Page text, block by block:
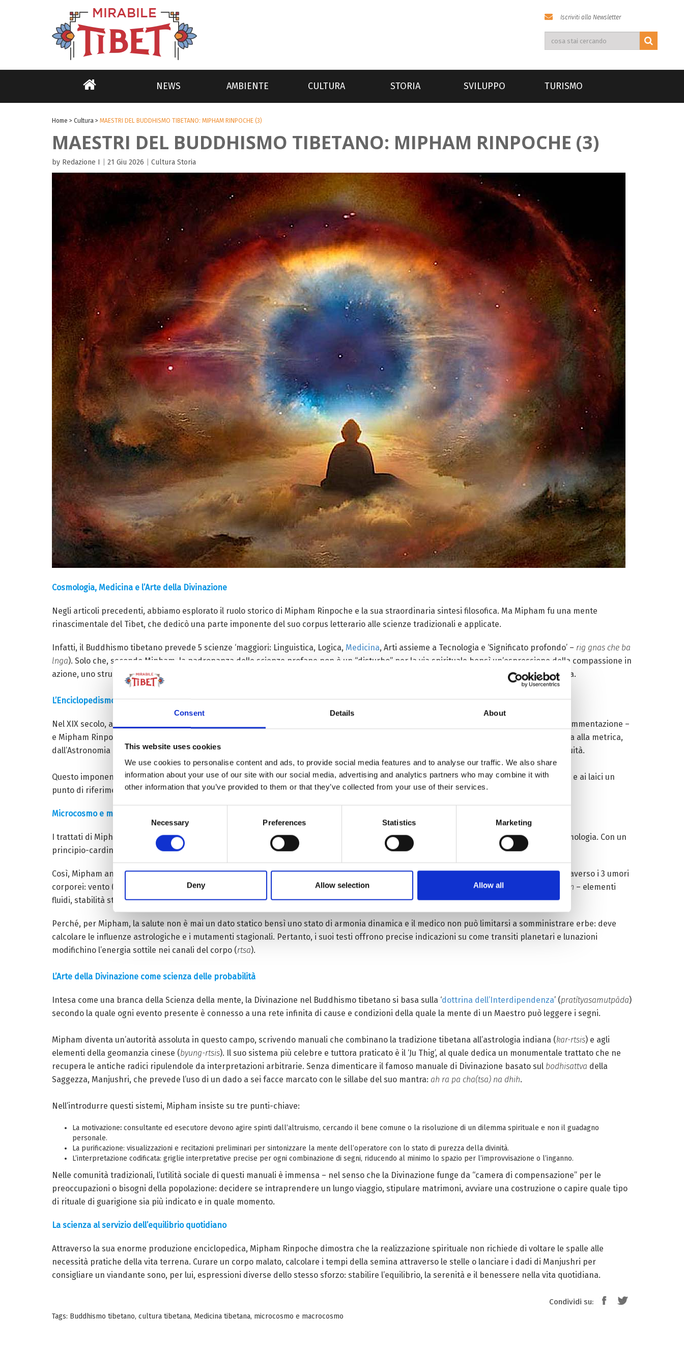
Consent Details About
This website uses cookies
We use cookies to personalise content and ads, to provide social media features and to analyse our traffic. We also share
information about your use of our site with our social media, advertising and analytics partners who may combine it with
other information that you’ve provided to them or that they’ve collected from your use of their services.
Necessary Preferences Statistics Marketing
Deny Allow selection Allow all
Iscriviti alla Newsletter
NEWS AMBIENTE CULTURA STORIA SVILUPPO TURISMO
Home > Cultura > MAESTRI DEL BUDDHISMO TIBETANO: MIPHAM RINPOCHE (3)
MAESTRI DEL BUDDHISMO TIBETANO: MIPHAM RINPOCHE (3)
by Redazione I 21 Giu 2026 Cultura Storia
Cosmologia, Medicina e l’Arte della Divinazione
Negli articoli precedenti, abbiamo esplorato il ruolo storico di Mipham Rinpoche e la sua straordinaria sintesi filosofica. Ma Mipham fu una mente
rinascimentale del Tibet, che dedicò una parte imponente del suo corpus letterario alle scienze tradizionali e applicate.
Infatti, il Buddhismo tibetano prevede 5 scienze ‘maggiori: Linguistica, Logica, Medicina, Arti assieme a Tecnologia e ‘Significato profondo’ – rig gnas che ba
lnga). Solo che, secondo Mipham, la padronanza delle scienze profane non è un “disturbo” per la via spirituale bensì un’espressione della compassione in
azione, uno strumento essenziale per preservare l’equilibrio psico-fisico dell’individuo e garantire l’armonia tra gli esseri umani e la Natura.
L’Enciclopedismo
Nel XIX secolo, a causa dell’isolamento dei vari lignaggi e delle consuetudini locali, il sapere scientifico tibetano rischia una progressiva frammentazione –
e Mipham Rinpoche assume il compito di raccogliere, commentare e standardizzare i testi fondamentali di queste discipline. Dalla Filologia alla metrica,
dall’Astronomia alla fusione dei metalli per scopi rituali, in modo da creare un’Enciclopedia del Sapere chiara, strutturata e priva di ambiguità.
Questo imponente sforzo editoriale permette di preservare metodologie che altrimenti sarebbero andate perdute, offrendo ai monasteri e ai laici un
punto di riferimento autorevole e universale per la gestione della vita pratica.
Microcosmo e macrocosmo
I trattati di Mipham sulla Medicina si innestano sulla tradizione dei ‘Quattro Tantra’ ma beneficiano delle sue profonde intuizioni sulla Cosmologia. Con un
principio-cardine: del corpo umano come microcosmo speculare dell’Universo.
Così, Mipham analizza l’interazione tra i 5 elementi (terra, acqua, fuoco, aria e Spazio) e le loro “controparti interne”, che si esprimono attraverso i 3 umori
corporei: vento (
– movimento, sistema nervoso e mente); bile ( tripa–calore metabolico, digestione ed energia vitale) e flemma ( bekan – elementi
fluidi, stabilità strutturale e lubrificazione del corpo).
Perché, per Mipham, la salute non è mai un dato statico bensì uno stato di armonia dinamica e il medico non può limitarsi a somministrare erbe: deve
calcolare le influenze astrologiche e i mutamenti stagionali. Pertanto, i suoi testi offrono precise indicazioni su come transiti planetari e lunazioni
modifichino l’energia sottile nei canali del corpo (rtsa).
L’Arte della Divinazione come scienza delle probabilità
Intesa come una branca della Scienza della mente, la Divinazione nel Buddhismo tibetano si basa sulla ‘dottrina dell’Interdipendenza’ (pratītyasamutpāda)
secondo la quale ogni evento presente è connesso a una rete infinita di cause e condizioni della quale la mente di un Maestro può leggere i segni.
Mipham diventa un’autorità assoluta in questo campo, scrivendo manuali che combinano la tradizione tibetana all’astrologia indiana (kar-rtsis) e agli
elementi della geomanzia cinese (byung-rtsis). Il suo sistema più celebre e tuttora praticato è il ‘Ju Thig’, al quale dedica un monumentale trattato che ne
recupera le antiche radici ripulendole da interpretazioni arbitrarie. Senza dimenticare il famoso manuale di Divinazione basato sul bodhisattva della
Saggezza, Manjushri, che prevede l’uso di un dado a sei facce marcato con le sillabe del suo mantra: ah ra pa cha(tsa) na dhih.
Nell’introdurre questi sistemi, Mipham insiste su tre punti-chiave:
La motivazione: consultante ed esecutore devono agire spinti dall’altruismo, cercando il bene comune o la risoluzione di un dilemma spirituale e non il guadagno
personale.
La purificazione: visualizzazioni e recitazioni preliminari per sintonizzare la mente dell’operatore con lo stato di purezza della divinità.
L’interpretazione codificata: griglie interpretative precise per ogni combinazione di segni, riducendo al minimo lo spazio per l’improvvisazione o l’inganno.
Nelle comunità tradizionali, l’utilità sociale di questi manuali è immensa – nel senso che la Divinazione funge da “camera di compensazione” per le
preoccupazioni o bisogni della popolazione: decidere se intraprendere un lungo viaggio, stipulare matrimoni, avviare una costruzione o capire quale tipo
di rituale di guarigione sia più indicato e in quale momento.
La scienza al servizio dell’equilibrio quotidiano
Attraverso la sua enorme produzione enciclopedica, Mipham Rinpoche dimostra che la realizzazione spirituale non richiede di voltare le spalle alle
necessità pratiche della vita terrena. Curare un corpo malato, calcolare i tempi della semina attraverso le stelle o lanciare i dadi di Manjushri per
consigliare un viandante sono, per lui, espressioni diverse dello stesso sforzo: stabilire l’equilibrio, la serenità e il benessere nella vita quotidiana.
Condividi su:
Tags: Buddhismo tibetano, cultura tibetana, Medicina tibetana, microcosmo e macrocosmo